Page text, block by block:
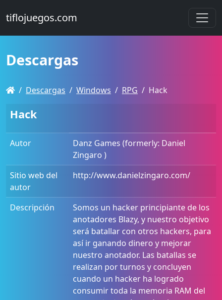
tiflojuegos.com
Descargas
Descargas Windows RPG Hack
Hack
Autor
Danz Games (formerly: Daniel
Zingaro )
Sitio web del
autor
http://www.danielzingaro.com/
Descripción
Somos un hacker principiante de los
anotadores Blazy, y nuestro objetivo
será batallar con otros hackers, para
así ir ganando dinero y mejorar
nuestro anotador. Las batallas se
realizan por turnos y concluyen
cuando un hacker ha logrado
consumir toda la memoria RAM del